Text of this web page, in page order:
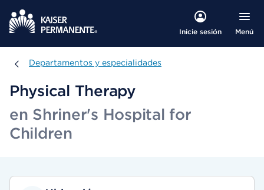
Inicie sesión Menú
Departamentos y especialidades
Departamentos y especialidades
Physical Therapy
en Shriner's Hospital for
Children